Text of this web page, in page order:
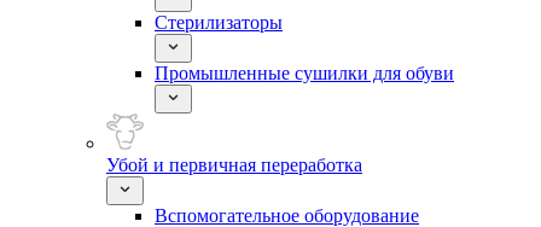
Стерилизаторы
Промышленные сушилки для обуви
Убой и первичная переработка
Вспомогательное оборудование